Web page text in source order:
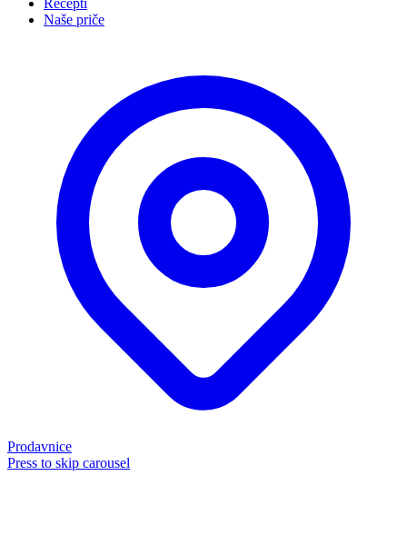
Recepti
Naše priče
Prodavnice
Press to skip carousel